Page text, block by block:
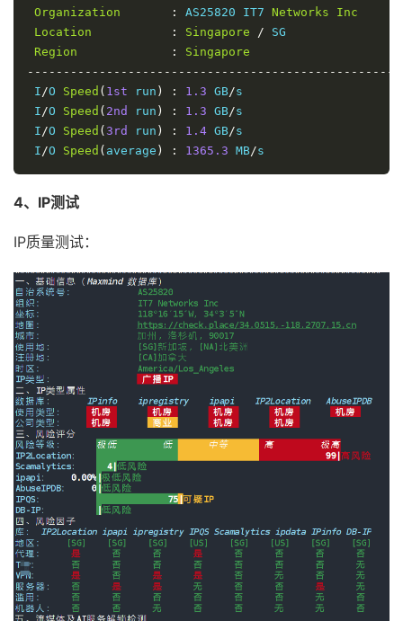
Organization
: AS25820 IT7 Networks
Inc
Location
: Singapore / SG
Region
:
Singapore
I /O Speed ( 1st run ) : 1.3 GB/s
I /O Speed ( 2nd run ) : 1.3 GB/s
I /O Speed ( 3rd run ) : 1.4 GB/s
I /O Speed ( average ) : 1365.3 MB/s
4、IP测试
IP质量测试：